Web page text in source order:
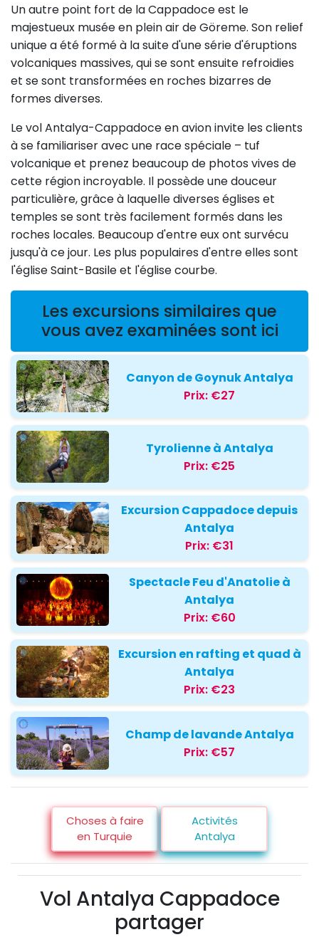
Un autre point fort de la Cappadoce est le
majestueux musée en plein air de Göreme. Son relief
unique a été formé à la suite d'une série d'éruptions
volcaniques massives, qui se sont ensuite refroidies
et se sont transformées en roches bizarres de
formes diverses.
Le vol Antalya-Cappadoce en avion invite les clients
à se familiariser avec une race spéciale – tuf
volcanique et prenez beaucoup de photos vives de
cette région incroyable. Il possède une douceur
particulière, grâce à laquelle diverses églises et
temples se sont très facilement formés dans les
roches locales. Beaucoup d'entre eux ont survécu
jusqu'à ce jour. Les plus populaires d'entre elles sont
l'église Saint-Basile et l'église courbe.
Les excursions similaires que
vous avez examinées sont ici
Canyon de Goynuk Antalya
Prix: €27
Tyrolienne à Antalya
Prix: €25
Excursion Cappadoce depuis
Antalya
Prix: €31
Spectacle Feu d'Anatolie à
Antalya
Prix: €60
Excursion en rafting et quad à
Antalya
Prix: €23
Champ de lavande Antalya
Prix: €57
Choses à faire
en Turquie
Activités
Antalya
Vol Antalya Cappadoce
partager